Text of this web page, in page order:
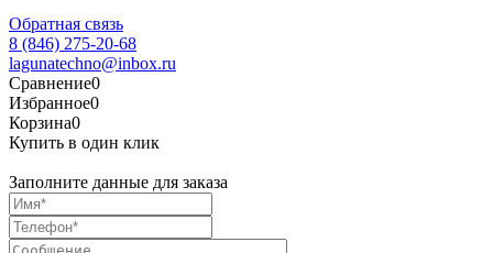
Обратная связь
8 (846) 275-20-68
lagunatechno@inbox.ru
Сравнение0
Избранное0
Корзина0
Купить в один клик
Заполните данные для заказа